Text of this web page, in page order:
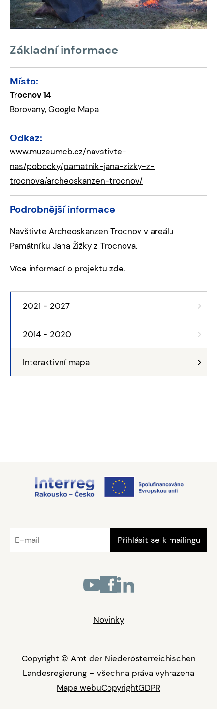
2021 - 2027
2014 - 2020
Interaktivní mapa
Základní informace
Místo:
Trocnov 14
Borovany, Google Mapa
Odkaz:
www.muzeumcb.cz/navstivte-
nas/pobocky/pamatnik-jana-zizky-z-
trocnova/archeoskanzen-trocnov/
Podrobnější informace
Navštivte Archeoskanzen Trocnov v areálu
Památníku Jana Žižky z Trocnova.
Více informací o projektu zde.
Novinky
Copyright © Amt der Niederösterreichischen
Landesregierung – všechna práva vyhrazena
Mapa webuCopyrightGDPR